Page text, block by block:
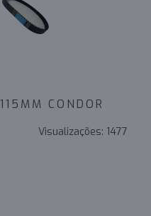
CONDOR
Visualizações: 1477